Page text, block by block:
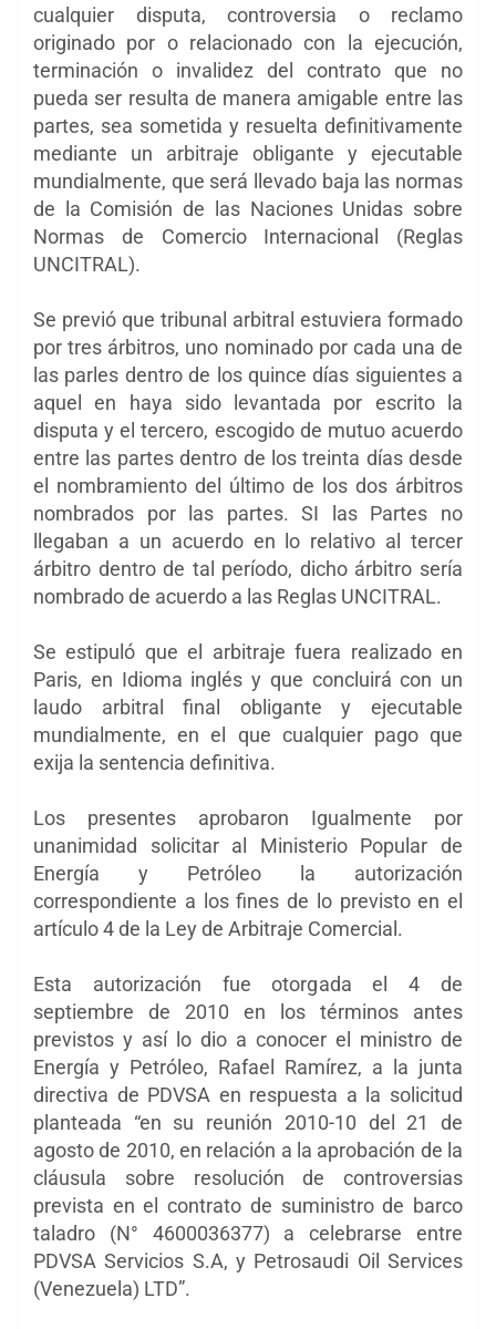
cualquier disputa, controversia o reclamo
originado por o relacionado con la ejecución,
terminación o invalidez del contrato que no
pueda ser resulta de manera amigable entre las
partes, sea sometida y resuelta definitivamente
mediante un arbitraje obligante y ejecutable
mundialmente, que será llevado baja las normas
de la Comisión de las Naciones Unidas sobre
Normas de Comercio Internacional (Reglas
UNCITRAL).
Se previó que tribunal arbitral estuviera formado
por tres árbitros, uno nominado por cada una de
las parles dentro de los quince días siguientes a
aquel en haya sido levantada por escrito la
disputa y el tercero, escogido de mutuo acuerdo
entre las partes dentro de los treinta días desde
el nombramiento del último de los dos árbitros
nombrados por las partes. SI las Partes no
llegaban a un acuerdo en lo relativo al tercer
árbitro dentro de tal período, dicho árbitro sería
nombrado de acuerdo a las Reglas UNCITRAL.
Se estipuló que el arbitraje fuera realizado en
Paris, en Idioma inglés y que concluirá con un
laudo arbitral final obligante y ejecutable
mundialmente, en el que cualquier pago que
exija la sentencia definitiva.
Los presentes aprobaron Igualmente por
unanimidad solicitar al Ministerio Popular de
Energía y Petróleo la autorización
correspondiente a los fines de lo previsto en el
artículo 4 de la Ley de Arbitraje Comercial.
Esta autorización fue otorgada el 4 de
septiembre de 2010 en los términos antes
previstos y así lo dio a conocer el ministro de
Energía y Petróleo, Rafael Ramírez, a la junta
directiva de PDVSA en respuesta a la solicitud
planteada “en su reunión 2010-10 del 21 de
agosto de 2010, en relación a la aprobación de la
cláusula sobre resolución de controversias
prevista en el contrato de suministro de barco
taladro (N° 4600036377) a celebrarse entre
PDVSA Servicios S.A, y Petrosaudi Oil Services
(Venezuela) LTD”.